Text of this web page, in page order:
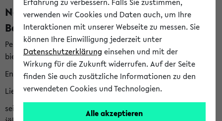
Nachhaltigkeitspreis 2026:
Bewerbungsphase gestartet (06.08.26)
Per E-Mail eingestellt von nachhaltigkeitsbuero@uni-
bielefeld.de an den Verteiler 'Alle Studierenden':
English version below
Liebe Studierende,
seit 2023 verleiht das Rektorat der Universität Bielefeld
verwenden wir Cookies und Daten auch, um Ihre
Interaktionen mit unserer Webseite zu messen. Sie
können Ihre Einwilligung jederzeit unter
Datenschutzerklärung einsehen und mit der
Wirkung für die Zukunft widerrufen. Auf der Seite
finden Sie auch zusätzliche Informationen zu den
verwendeten Cookies und Technologien.
Alle akzeptieren